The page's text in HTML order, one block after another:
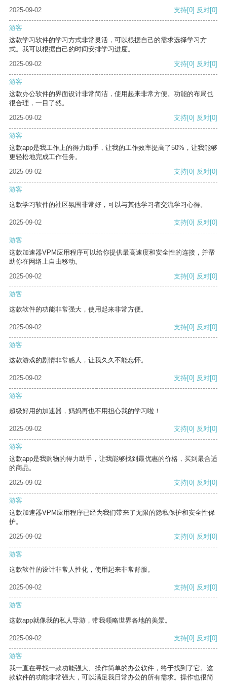
2025-09-02
支持[0] 反对[0]
游客
这款学习软件的学习方式非常灵活，可以根据自己的需求选择学习方
式。我可以根据自己的时间安排学习进度。
2025-09-02
支持[0] 反对[0]
游客
这款办公软件的界面设计非常简洁，使用起来非常方便。功能的布局也
很合理，一目了然。
2025-09-02
支持[0] 反对[0]
游客
这款app是我工作上的得力助手，让我的工作效率提高了50%，让我能够
更轻松地完成工作任务。
2025-09-02
支持[0] 反对[0]
游客
这款学习软件的社区氛围非常好，可以与其他学习者交流学习心得。
2025-09-02 支持[0] 反对[0]
游客
这款加速器VPM应用程序可以给你提供最高速度和安全性的连接，并帮
助你在网络上自由移动。
2025-09-02
支持[0] 反对[0]
游客
这款软件的功能非常强大，使用起来非常方便。
2025-09-02 支持[0] 反对[0]
游客
这款游戏的剧情非常感人，让我久久不能忘怀。
2025-09-02 支持[0] 反对[0]
游客
超级好用的加速器，妈妈再也不用担心我的学习啦！
2025-09-02 支持[0] 反对[0]
游客
这款app是我购物的得力助手，让我能够找到最优惠的价格，买到最合适
的商品。
2025-09-02
支持[0] 反对[0]
游客
这款加速器VPM应用程序已经为我们带来了无限的隐私保护和安全性保
护。
2025-09-02
支持[0] 反对[0]
游客
这款软件的设计非常人性化，使用起来非常舒服。
2025-09-02 支持[0] 反对[0]
游客
这款app就像我的私人导游，带我领略世界各地的美景。
2025-09-02 支持[0] 反对[0]
游客
我一直在寻找一款功能强大、操作简单的办公软件，终于找到了它。这
款软件的功能非常强大，可以满足我日常办公的所有需求。操作也很简